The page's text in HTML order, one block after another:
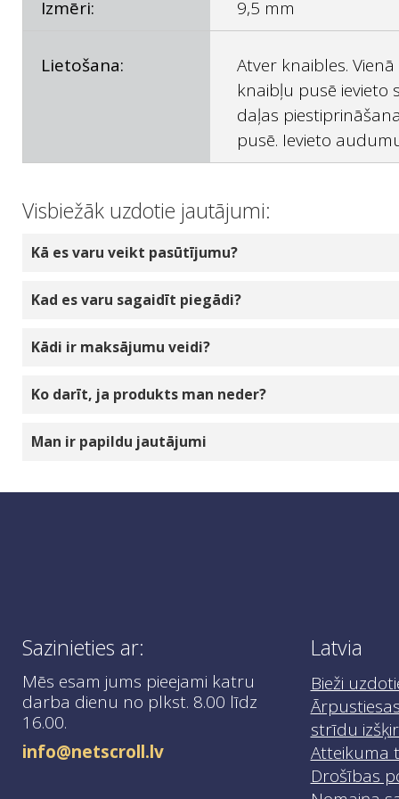
Izmēri: 9,5 mm
Lietošana:
Atver knaibles.
knaibļu pusē ievieto
daļas
pusē. Ievieto
Visbiežāk uzdotie jautājumi:
Kā es varu veikt pasūtījumu?
Izvēlieties produktu daudzumu, ko vēlaties
tiks pievienota jūsu tiešsaistes grozam. Jūs
apmaksas veids un jāapstiprina pirkums,
Kad es varu sagaidīt piegādi?
Ja jūsu izvēlētais produkts ir noliktavā mūsu
parasti no rīta. Jūs tiksiet savlaicīgi informēts
Kādi ir maksājumu veidi?
Pabeidzot pasūtījumu, varat izvēlēties:
iesakām veikt iepriekšēju maksājumu par
Ko darīt, ja produkts man neder?
Ja prece tiek piegādāta bojāta vai nederīga,
info@netscroll.lv, un jūs saņemsiet
Man ir papildu jautājumi
Sazinieties ar:
Mēs esam jums pieejami katru
darba dienu no plkst. 8.00 līdz
16.00.
info@netscroll.lv
Latvia
Bieži
strīdu
Atteikuma
Drošības